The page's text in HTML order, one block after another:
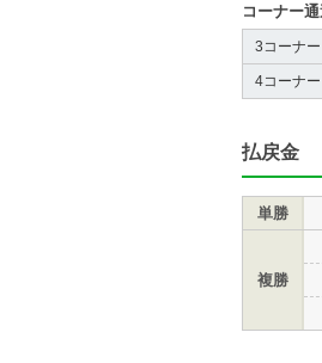
コーナー
3コーナー
4コーナー
払戻金
単勝
複勝